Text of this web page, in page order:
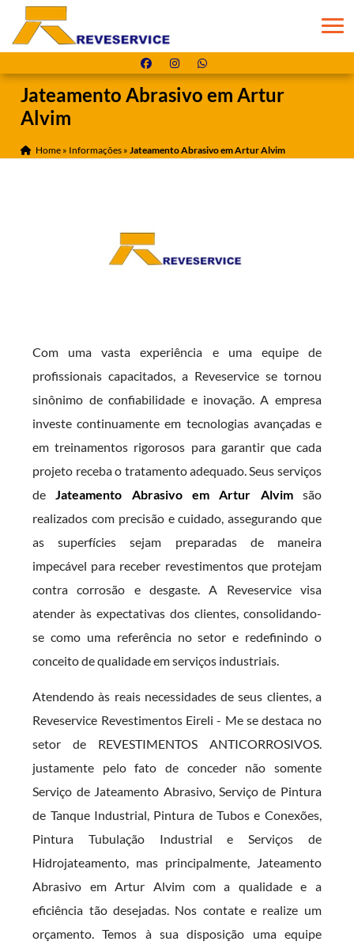
Jateamento Abrasivo em Artur
Alvim
Home » Informações »Jateamento Abrasivo em Artur Alvim
Com uma vasta experiência e uma equipe de
profissionais capacitados, a Reveservice se tornou
sinônimo de confiabilidade e inovação. A empresa
investe continuamente em tecnologias avançadas e
em treinamentos rigorosos para garantir que cada
projeto receba o tratamento adequado. Seus serviços
deJateamento Abrasivo em Artur Alvimsão
realizados com precisão e cuidado, assegurando que
as superfícies sejam preparadas de maneira
impecável para receber revestimentos que protejam
contra corrosão e desgaste. A Reveservice visa
atender às expectativas dos clientes, consolidando-
se como uma referência no setor e redefinindo o
conceito de qualidade em serviços industriais.
Atendendo às reais necessidades de seus clientes, a
Reveservice Revestimentos Eireli - Me se destaca no
setor de REVESTIMENTOS ANTICORROSIVOS.
justamente pelo fato de conceder não somente
Serviço de Jateamento Abrasivo, Serviço de Pintura
de Tanque Industrial, Pintura de Tubos e Conexões,
Pintura Tubulação Industrial e Serviços de
Hidrojateamento, mas principalmente, Jateamento
Abrasivo em Artur Alvim com a qualidade e a
eficiência tão desejadas. Nos contate e realize um
orçamento. Temos à sua disposição uma equipe